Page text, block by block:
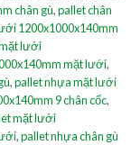
chân gù,pallet chân
1200x1000x140mm
lưới
mặt lưới,
,pallet nhựa mặt lưới
9 chân cốc,
mặt lưới
,pallet nhựa chân gù